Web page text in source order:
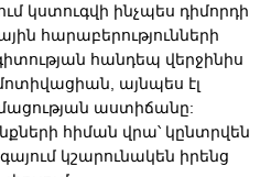
կստուգվի ինչպես դիմորդի
հարաբերությունների
հանդեպ վերջինիս
այնպես էլ
աստիճանը:
հիման վրա՝ կընտրվեն
կշարունակեն իրենց